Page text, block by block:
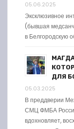
05.06.2025
Эксклюзивное
(бывшая
в Белгородскую
ДЛЯ
05.03.2025
В преддверии
СМЦ ФМБА
вдохновляет,